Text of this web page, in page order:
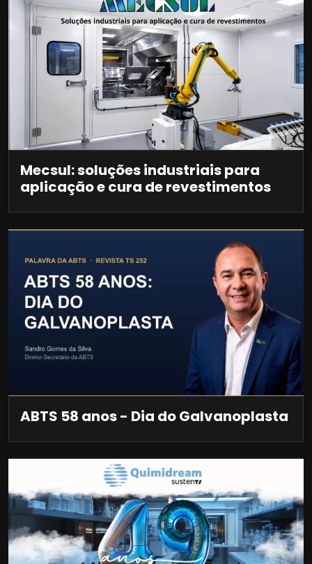
Mecsul: soluções industriais para
aplicação e cura de revestimentos
ABTS 58 anos - Dia do Galvanoplasta